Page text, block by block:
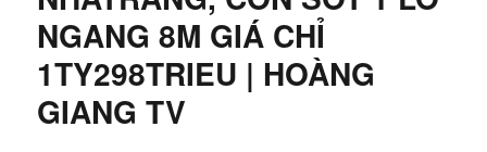
SÔNG
NGANG 8M GIÁ CHỈ
1TY298TRIEU | HOÀNG
GIANG TV